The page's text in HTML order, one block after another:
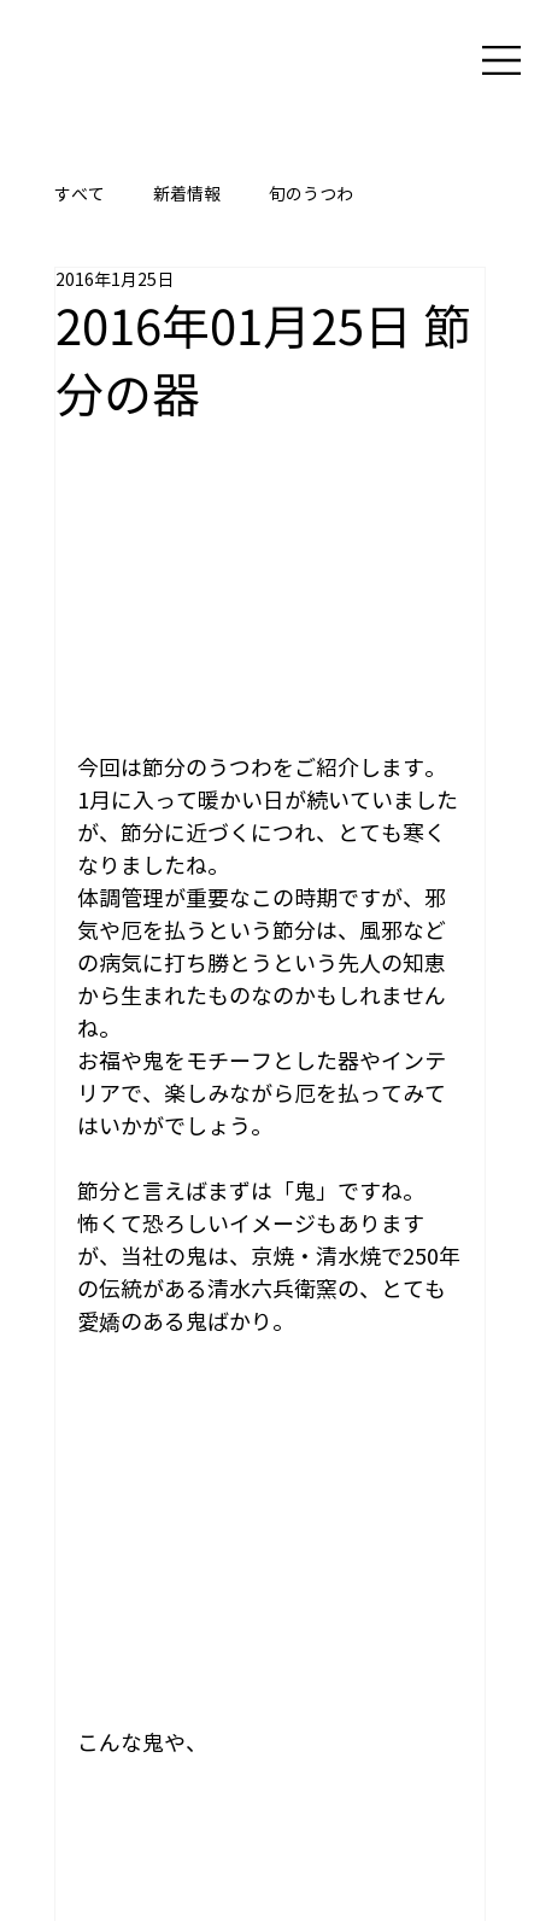
すべて 新着情報 旬のうつわ
ここに技あり
2016年01月25日 節
分の器
2016年1月25日
今回は節分のうつわをご紹介します。
1月に入って暖かい日が続いていました
が、節分に近づくにつれ、とても寒く
なりましたね。
体調管理が重要なこの時期ですが、邪
気や厄を払うという節分は、風邪など
の病気に打ち勝とうという先人の知恵
から生まれたものなのかもしれません
ね。
お福や鬼をモチーフとした器やインテ
リアで、楽しみながら厄を払ってみて
はいかがでしょう。
節分と言えばまずは「鬼」ですね。
怖くて恐ろしいイメージもあります
が、当社の鬼は、京焼・清水焼で250年
の伝統がある清水六兵衛窯の、とても
愛嬌のある鬼ばかり。
こんな鬼や、